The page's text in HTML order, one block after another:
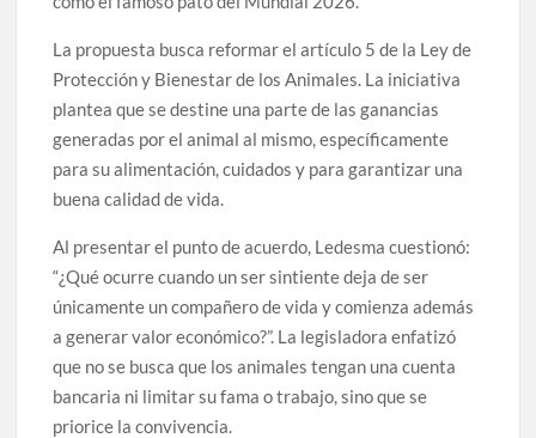
La propuesta busca reformar el artículo 5 de la Ley de
Protección y Bienestar de los Animales. La iniciativa
plantea que se destine una parte de las ganancias
generadas por el animal al mismo, específicamente
para su alimentación, cuidados y para garantizar una
buena calidad de vida.
Al presentar el punto de acuerdo, Ledesma cuestionó:
“¿Qué ocurre cuando un ser sintiente deja de ser
únicamente un compañero de vida y comienza además
a generar valor económico?”. La legisladora enfatizó
que no se busca que los animales tengan una cuenta
bancaria ni limitar su fama o trabajo, sino que se
priorice la convivencia.